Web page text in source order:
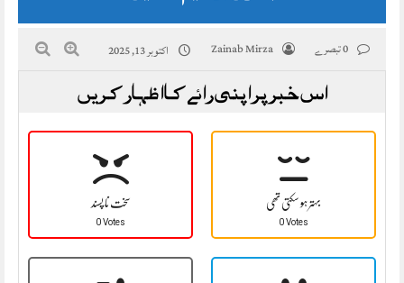
Zainab Mirza اکتوبر 13, 2025
اس خبر پر اپنی رائے کا اظہار کریں
سخت نا پسند
0 Votes
بہتر ہو سکتی تھی
0 Votes